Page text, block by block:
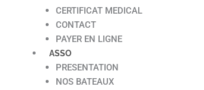
CERTIFICAT MEDICAL
CONTACT
PAYER EN LIGNE
ASSO
PRESENTATION
NOS BATEAUX